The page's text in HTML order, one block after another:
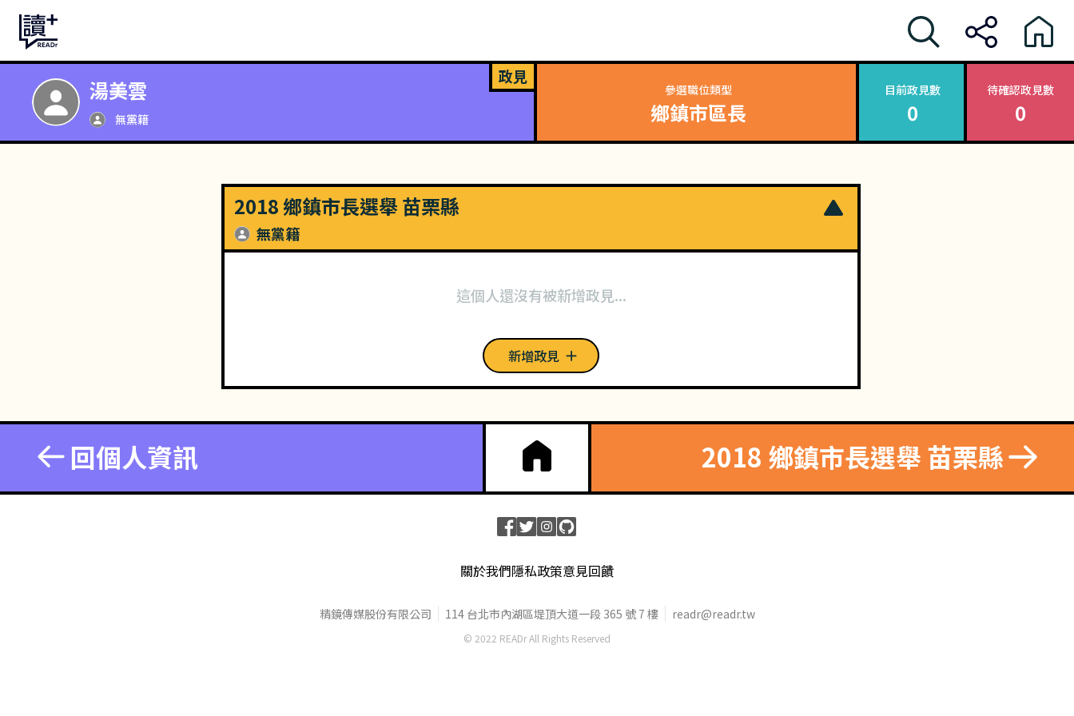
湯美雲
無黨籍
政見
參選職位類型
鄉鎮市區長
目前政見數
0
待確認政見數
0
2018 鄉鎮市長選舉 苗栗縣
無黨籍
這個人還沒有被新增政見...
新增政見
回個人資訊 2018 鄉鎮市長選舉 苗栗縣
關於我們隱私政策意見回饋
精鏡傳媒股份有限公司 114 台北市內湖區堤頂大道一段 365 號 7 樓 readr@readr.tw
© 2022 READr All Rights Reserved